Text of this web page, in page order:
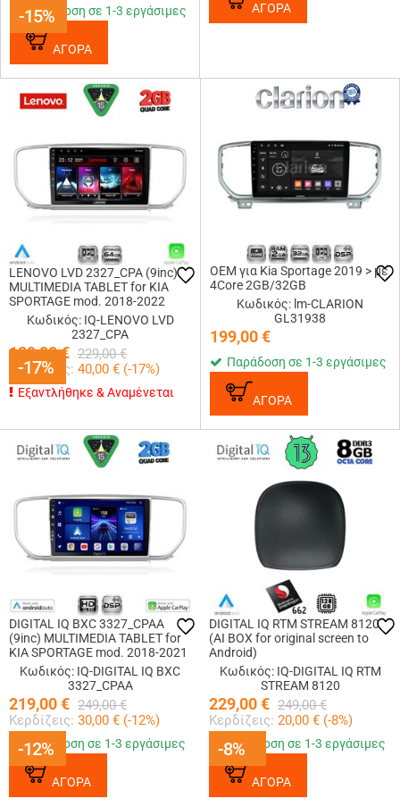
-15%
-15%
Παράδοση σε 1-3 εργάσιμες
ΑΓΟΡΑ
ΑΓΟΡΑ
-17%
LENOVO LVD 2327_CPA (9inc)
MULTIMEDIA TABLET for KIA
SPORTAGE mod. 2018-2022
Κωδικός: IQ-LENOVO LVD
2327_CPA
189,00€ 229,00 €
Κερδίζεις: 40,00 € (-17%)
-17%
Εξαντλήθηκε & Αναμένεται
OEM για Kia Sportage 2019 > με
4Core 2GB/32GB
Κωδικός: lm-CLARION
GL31938
199,00€
Παράδοση σε 1-3 εργάσιμες
ΑΓΟΡΑ
-12%
DIGITAL IQ BXC 3327_CPAA
(9inc) MULTIMEDIA TABLET for
KIA SPORTAGE mod. 2018-2021
Κωδικός: IQ-DIGITAL IQ BXC
3327_CPAA
219,00€ 249,00 €
Κερδίζεις: 30,00 € (-12%)
-12%
Παράδοση σε 1-3 εργάσιμες
ΑΓΟΡΑ
-8%
DIGITAL IQ RTM STREAM 8120
(AI BOX for original screen to
Android)
Κωδικός: IQ-DIGITAL IQ RTM
STREAM 8120
229,00€ 249,00 €
Κερδίζεις: 20,00 € (-8%)
-8%
Παράδοση σε 1-3 εργάσιμες
ΑΓΟΡΑ